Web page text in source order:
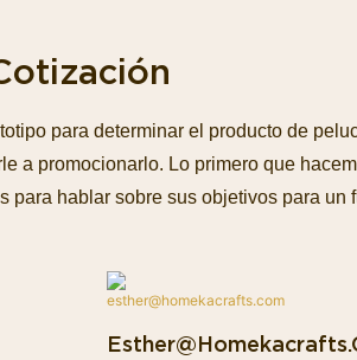
para determinar el producto de
a promocionarlo. Lo primero que
para hablar sobre sus objetivos para un